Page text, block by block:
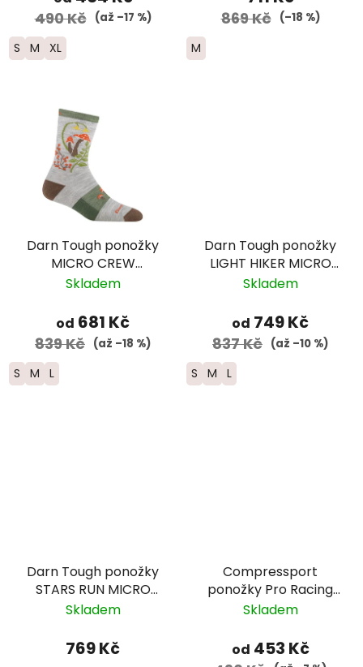
490 Kč (až –17 %)
S M XL
869 Kč (–18 %)
M
Darn Tough ponožky
MICRO CREW
Lightweight Merino -
Skladem
od 681 Kč
839 Kč (až –18 %)
S M L
Darn Tough ponožky
LIGHT HIKER MICRO
CREW Lightweight
šedé
Skladem
od 749 Kč
837 Kč (až –10 %)
S M L
Darn Tough ponožky
STARS RUN MICRO
CREW ULTRA
pánské
Skladem
769 Kč
Compressport
ponožky Pro Racing
Trail -
Skladem
od 453 Kč